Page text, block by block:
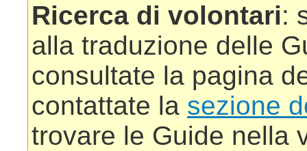
Ricerca di volontari:
alla traduzione delle
consultate la pagina
contattate la sezione
trovare le Guide nella